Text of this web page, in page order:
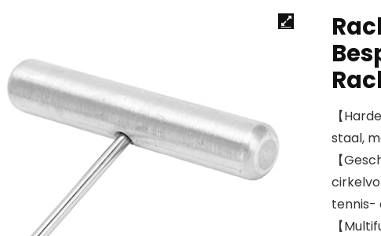
【
staal,
【
tennis-
【